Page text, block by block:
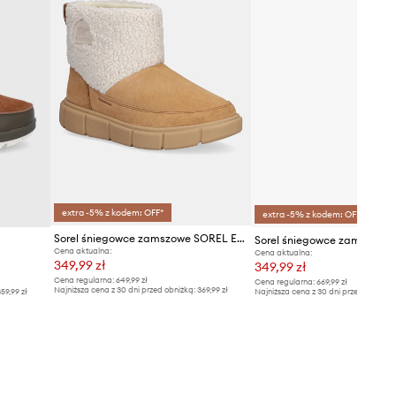
zł
extra -5% z kodem: OFF*
Sorel śniegowce zamszowe SOREL EXPLORER III SLIP-ON COZY WP
Cena aktualna:
349,99 zł
Cena regularna:649,99 zł
Najniższa cena z 30 dni przed obniżką:369,99 zł
extra -5% z kodem: OFF*
Cena aktualna:
349,99 zł
Cena regularna: 669,99 zł
Najniższa cena z 30 dni przed obniżką: